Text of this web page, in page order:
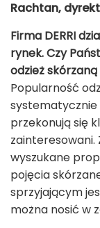
Rachtan,
Firma DERRI
rynek. Czy
odzież
Popularność
systematycznie
przekonują się
zainteresowani.
wyszukane
pojęcia
sprzyjającym
można nosić w